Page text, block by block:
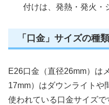
付けは、発熱・発火・
「口金」サイズの種
E26口金（直径26mm）は
17mm）はダウンライトや
使われている口金サイズ